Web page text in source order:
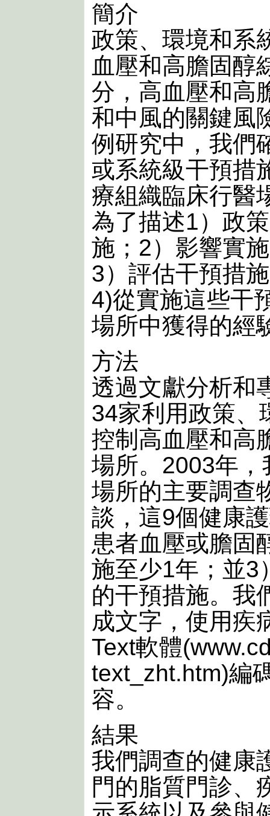
簡介
政策、環境和系
血壓和高膽固醇
分，高血壓和高
和中風的關鍵風
例研究中，我們
或系統級干預措
療組織臨床行醫
為了描述1）政
施；2）影響實
3）評估干預措
4)從實施這些干
場所中獲得的經
方法
透過文獻分析和
34家利用政策、
控制高血壓和高
場所。2003年
場所的主要調查
談，這9個健康
患者血壓或膽固
施至少1年；並3
的干預措施。我
成文字，使用疾
Text軟體
text_zht.htm)編
容。
結果
我們調查的健康
門的脂質門診、